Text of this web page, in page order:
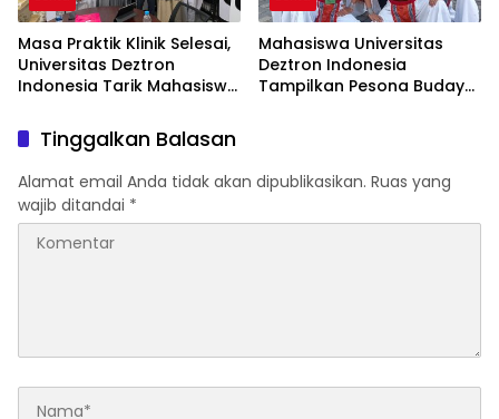
Masa Praktik Klinik Selesai,
Universitas Deztron
Indonesia Tarik Mahasiswa
Artha Mahinrus
Mahasiswa Universitas
Deztron Indonesia
Tampilkan Pesona Budaya
Tinggalkan Balasan
Alamat email Anda tidak akan dipublikasikan. Ruas yang
wajib ditandai *